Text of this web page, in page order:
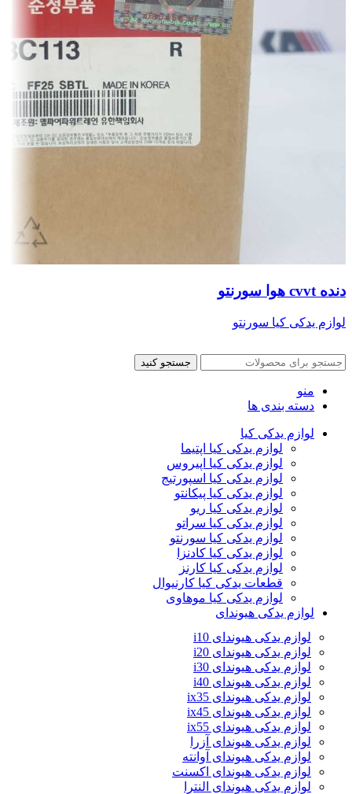
دنده cvvt هوا سورنتو
لوازم یدکی کیا سورنتو
جستجو کنید
منو
دسته بندی ها
لوازم یدکی کیا
لوازم یدکی کیا اپتیما
لوازم یدکی کیا اپیروس
لوازم یدکی کیا اسپورتیج
لوازم یدکی کیا پیکانتو
لوازم یدکی کیا ریو
لوازم یدکی کیا سراتو
لوازم یدکی کیا سورنتو
لوازم یدکی کیا کادنزا
لوازم یدکی کیا کارنز
قطعات یدکی کیا کارنیوال
لوازم یدکی کیا موهاوی
لوازم یدکی هیوندای
لوازم یدکی هیوندای i10
لوازم یدکی هیوندای i20
لوازم یدکی هیوندای i30
لوازم یدکی هیوندای i40
لوازم یدکی هیوندای ix35
لوازم یدکی هیوندای ix45
لوازم یدکی هیوندای ix55
لوازم یدکی هیوندای آزرا
لوازم یدکی هیوندای آوانته
لوازم یدکی هیوندای اکسنت
لوازم یدکی هیوندای النترا